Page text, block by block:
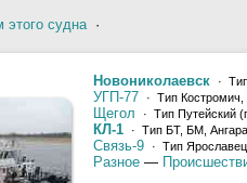
этого судна·
Новониколаевск ·
УГП-77 · Тип Костромич,
Щегол · Тип Путейский
КЛ-1 · Тип БТ, БМ,
Связь-9 · Тип
Разное —